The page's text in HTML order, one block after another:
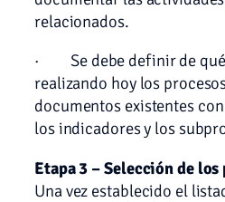
relacionados.
· Se debe definir de qué
realizando hoy los
documentos existentes
los indicadores y los
Etapa 3 – Selección de los
Una vez establecido el